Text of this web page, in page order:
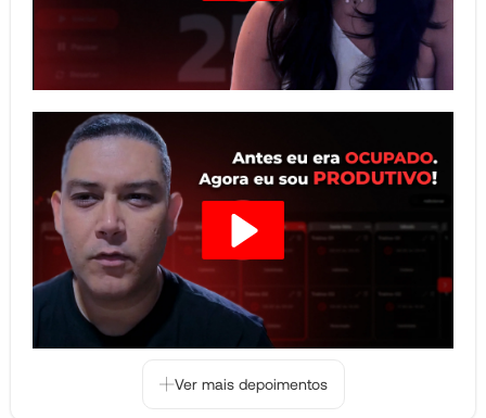
Ver mais depoimentos